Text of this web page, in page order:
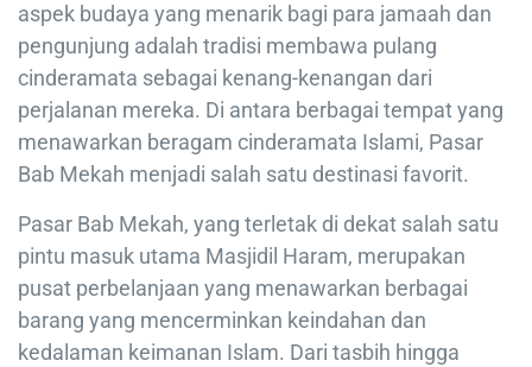
aspek budaya yang menarik bagi para jamaah dan
pengunjung adalah tradisi membawa pulang
cinderamata sebagai kenang-kenangan dari
perjalanan mereka. Di antara berbagai tempat yang
menawarkan beragam cinderamata Islami, Pasar
Bab Mekah menjadi salah satu destinasi favorit.
Pasar Bab Mekah, yang terletak di dekat salah satu
pintu masuk utama Masjidil Haram, merupakan
pusat perbelanjaan yang menawarkan berbagai
barang yang mencerminkan keindahan dan
kedalaman keimanan Islam. Dari tasbih hingga